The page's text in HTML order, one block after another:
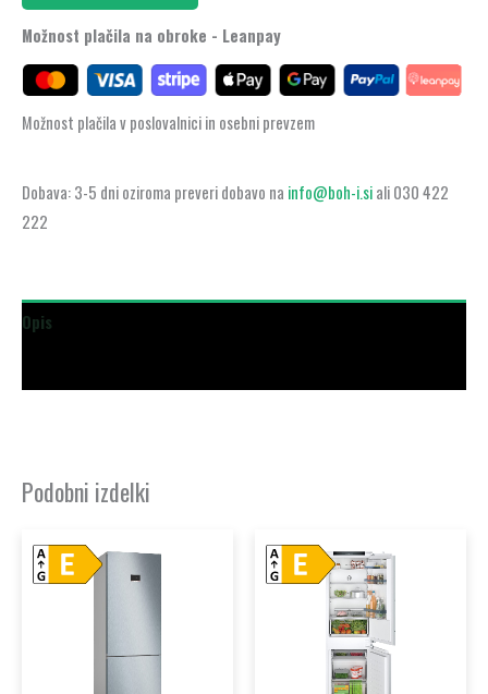
Možnost plačila na obroke - Leanpay
Možnost plačila v poslovalnici in osebni prevzem
Dobava: 3-5 dni oziroma preveri dobavo na info@boh-i.siali 030 422
222
Opis
Podobni izdelki